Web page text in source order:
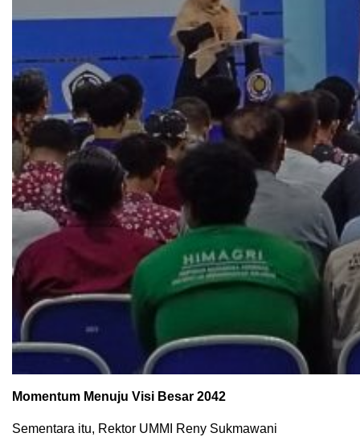
Momentum Menuju Visi Besar 2042
Sementara itu, Rektor UMMI Reny Sukmawani